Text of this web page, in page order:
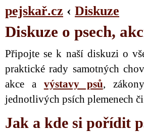
pejskař.cz ‹ Diskuze
Diskuze o psech,
Připojte se k naší diskuzi o
praktické rady samotných
akce a výstavy psů,
jednotlivých psích plemenech
Jak a kde si pořídit